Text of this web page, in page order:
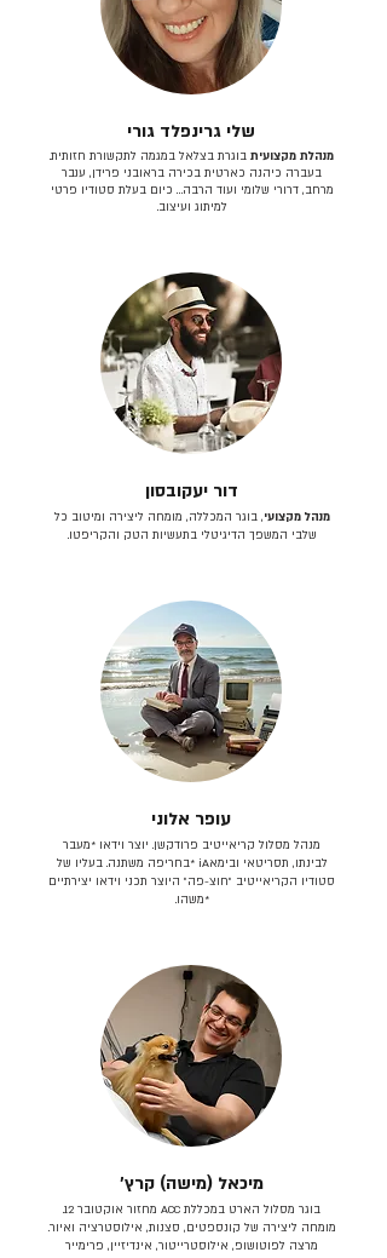
שלי גרינפלד גורי
מנהלת מקצועית בוגרת בצלאל במגמה לתקשורת חזותית.
בעברה כיהנה כארטית בכירה בראובני פרידן, ענבר
מרחב, דרורי שלומי ועוד הרבה… כיום בעלת סטודיו פרטי
למיתוג ועיצוב.
דור יעקובסון
מנהל מקצועי, בוגר המכללה, מומחה ליצירה ומיטוב כל
שלבי המשפך הדיגיטלי בתעשיות הטק והקריפטו.
עופר אלוני
מנהל מסלול קריאייטיב פרודקשן. יוצר וידאו *מעבר
לבינתו, תסריטאי וב​ימאiA‎ *בחריפה משתנה. בעליו של
סטודיו הקריאייטיב ״חוצ-פה״ היוצר תכני וידאו יצירתיים
*משהו.
מיכאל (מישה) קרץ׳
בוגר מסלול הארט במכללת ACC מחזור אוקטובר 12.
מומחה ליצירה של קונספטים, סצנות, אילוסטרציה ואיור.
מרצה לפוטושופ, אילוסטרייטור, אינדיזיין, פרימייר